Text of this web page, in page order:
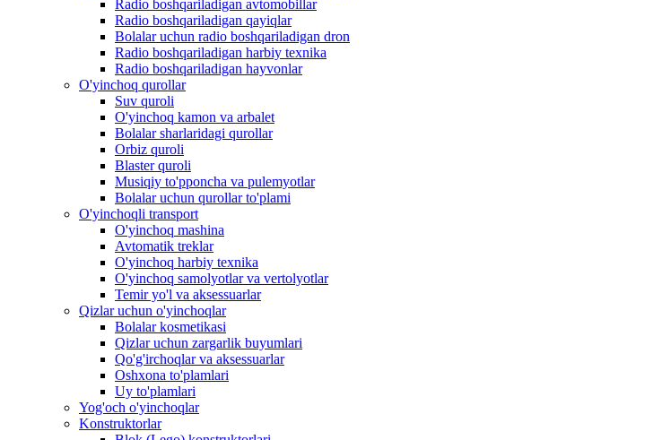
Radio boshqariladigan avtomobillar
Radio boshqariladigan qayiqlar
Bolalar uchun radio boshqariladigan dron
Radio boshqariladigan harbiy texnika
Radio boshqariladigan hayvonlar
O'yinchoq qurollar
Suv quroli
O'yinchoq kamon va arbalet
Bolalar sharlaridagi qurollar
Orbiz quroli
Blaster quroli
Musiqiy to'pponcha va pulemyotlar
Bolalar uchun qurollar to'plami
O'yinchoqli transport
O'yinchoq mashina
Avtomatik treklar
O'yinchoq harbiy texnika
O'yinchoq samolyotlar va vertolyotlar
Temir yo'l va aksessuarlar
Qizlar uchun o'yinchoqlar
Bolalar kosmetikasi
Qizlar uchun zargarlik buyumlari
Qo'g'irchoqlar va aksessuarlar
Oshxona to'plamlari
Uy to'plamlari
Yog'och o'yinchoqlar
Konstruktorlar